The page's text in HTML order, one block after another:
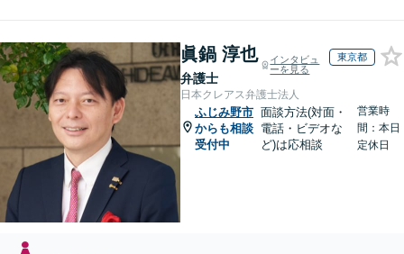
眞鍋 淳也
弁護士
インタビュ
ーを見る
東京都
日本クレアス弁護士法人
ふじみ野市
からも相談
受付中
面談方法(対面・
電話・ビデオな
ど)は応相談
営業時
間：本日
定休日